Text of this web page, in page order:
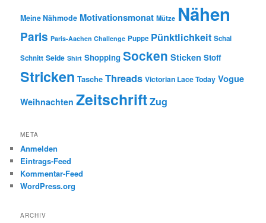
Meine Nähmode Motivationsmonat Mütze Nähen
Paris Paris-Aachen Challenge Puppe Pünktlichkeit Schal
Schnitt Seide Shirt Shopping Socken Sticken Stoff
Stricken Tasche Threads Victorian Lace Today Vogue
Weihnachten ZeitschriftZug
META
Anmelden
Eintrags-Feed
Kommentar-Feed
WordPress.org
ARCHIV